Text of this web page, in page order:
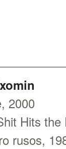
2000
Hits the
rusos,